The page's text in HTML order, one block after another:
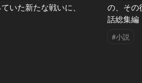
いた新たな戦いに、
の、そ
話総集編
#小説